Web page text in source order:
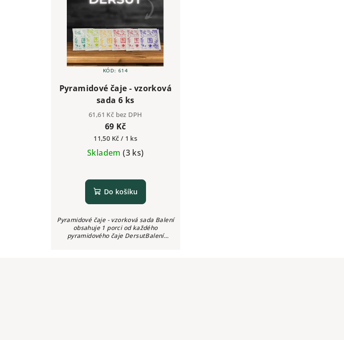
Pyramidové čaje - vzorková
sada 6 ks
61,61 Kč bez DPH
69 Kč
Měrná
cena:
11,50 Kč / 1 ks
Skladem(3 ks)
Do košíku
Pyramidové čaje - vzorková sada Balení
obsahuje 1 porci od každého
pyramidového čaje DersutBalení
KÓD: 614